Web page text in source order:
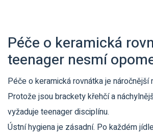
Péče o keramická
teenager nesmí
Péče o keramická rovnátka je náročnější
Protože jsou brackety křehčí a
vyžaduje teenager disciplínu.
Ústní hygiena je zásadní. Po každém